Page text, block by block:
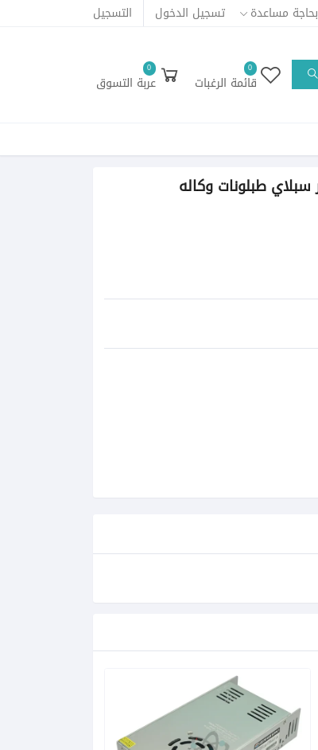
بحاجة مساعدة تسجيل الدخول التسجيل
0
قائمة الرغبات
0
عربة التسوق